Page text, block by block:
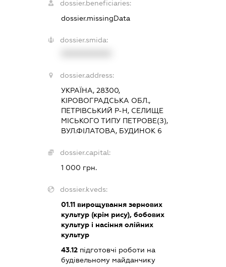
dossier.beneficiaries:
dossier.missingData
dossier.smida:
dossier.address:
УКРАЇНА, 28300,
КІРОВОГРАДСЬКА ОБЛ.,
ПЕТРІВСЬКИЙ Р-Н, СЕЛИЩЕ
МІСЬКОГО ТИПУ ПЕТРОВЕ(З),
ВУЛ.ФІЛАТОВА, БУДИНОК 6
dossier.capital:
1 000 грн.
dossier.kveds:
01.11 вирощування зернових
культур (крім рису), бобових
культур і насіння олійних
культур
43.12 підготовчі роботи на
будівельному майданчику